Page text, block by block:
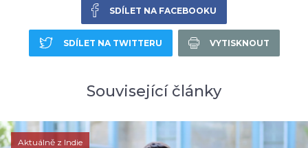
SDÍLET NA FACEBOOKU
SDÍLET NA TWITTERU VYTISKNOUT
Související články
Aktuálně z Indie